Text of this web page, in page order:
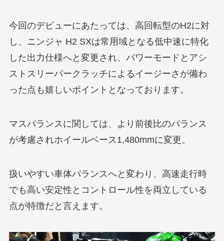
今回のデビューにあたっては、高回転型のH2に対
し、ニンジャ H2 SXは常用域となる低中速に特化
した出力仕様へと変更され、パワーモードとアシ
ストスリーパークラッチによるイージーさが備わ
った点も嬉しいポイントとなっております。
マスバランスに関しては、より前後比のバランス
が考慮されホイールベース1,480mmに変更。
扱いやすい車体バランスへと変わり、高速走行時
でも高い安定性とコントロール性を両立している
点が特徴だと言えます。